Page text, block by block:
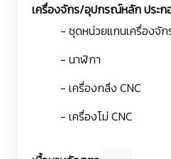
เครื่องจักร/อุปกรณ์หลัก ประก
- ชุดหน่วยแกนเครื่องจัก
- นาฬิกา
- เครื่องกลึง CNC
- เครื่องโม่ CNC